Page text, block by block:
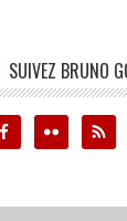
SUIVEZ BRUNO